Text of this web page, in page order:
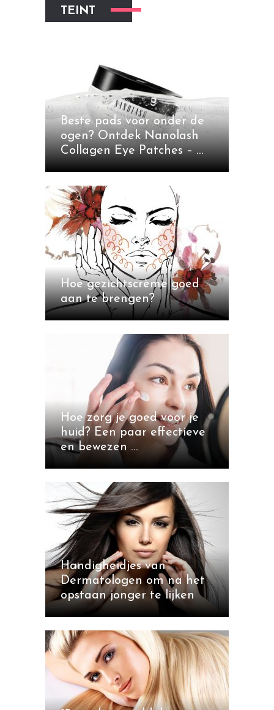
TEINT
Beste pads voor onder de
ogen? Ontdek Nanolash
Collagen Eye Patches – …
Hoe gezichtscrème goed
aan te brengen?
Hoe zorg je goed voor je
huid? Een paar effectieve
en bewezen …
Handigheidjes van
Dermatologen om na het
opstaan jonger te lijken